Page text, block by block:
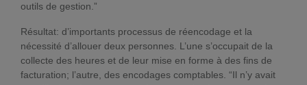
outils de gestion.”
Résultat: d’importants processus de réencodage et la
nécessité d’allouer deux personnes. L’une s’occupait de la
collecte des heures et de leur mise en forme à des fins de
facturation; l’autre, des encodages comptables. “Il n’y avait